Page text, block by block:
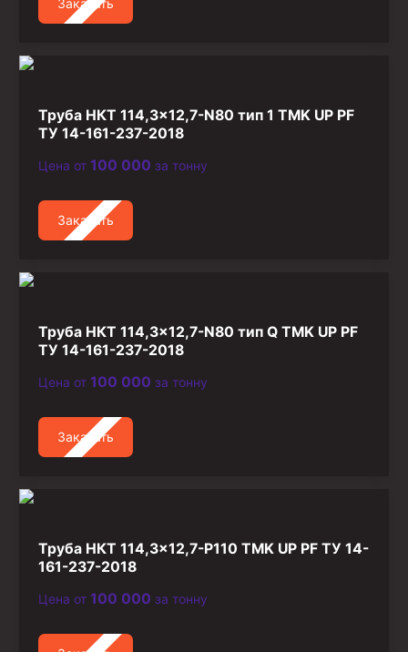
Стропы цепные
Канаты стальные
Заказать
Труба НКТ 114,3×12,7-N80 тип 1 TMK UP PF
ТУ 14-161-237-2018
Цена от 100 000 за тонну
Заказать
Труба НКТ 114,3×12,7-N80 тип Q TMK UP PF
ТУ 14-161-237-2018
Цена от 100 000 за тонну
Заказать
Труба НКТ 114,3×12,7-P110 TMK UP PF ТУ 14-
161-237-2018
Цена от 100 000 за тонну